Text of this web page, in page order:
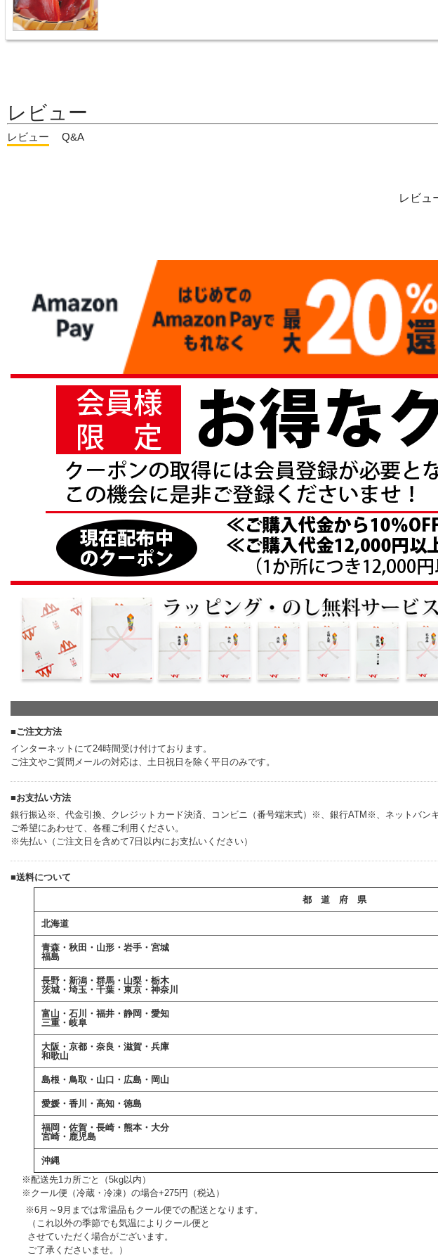
レビュー
レビュー Q&A
レビュ
■ご注文方法
インターネットにて24時間受け付けております。
ご注文やご質問メールの対応は、土日祝日を除く平日のみです。
■お支払い方法
銀行振込※、代金引換、クレジットカード決済、コンビニ（番号端末式）※、銀行ATM※、ネットバン
ご希望にあわせて、各種ご利用ください。
※先払い（ご注文日を含めて7日以内にお支払いください）
■送料について
都 道 府 県
北海道
青森・秋田・山形・岩手・宮城
福島
長野・新潟・群馬・山梨・栃木
茨城・埼玉・千葉・東京・神奈川
富山・石川・福井・静岡・愛知
三重・岐阜
大阪・京都・奈良・滋賀・兵庫
和歌山
島根・鳥取・山口・広島・岡山
愛媛・香川・高知・徳島
福岡・佐賀・長崎・熊本・大分
宮崎・鹿児島
沖縄
※配送先1カ所ごと（5kg以内）
※クール便（冷蔵・冷凍）の場合+275円（税込）
※6月～9月までは常温品もクール便での配送となります。
（これ以外の季節でも気温によりクール便と
させていただく場合がございます。
ご了承くださいませ。）